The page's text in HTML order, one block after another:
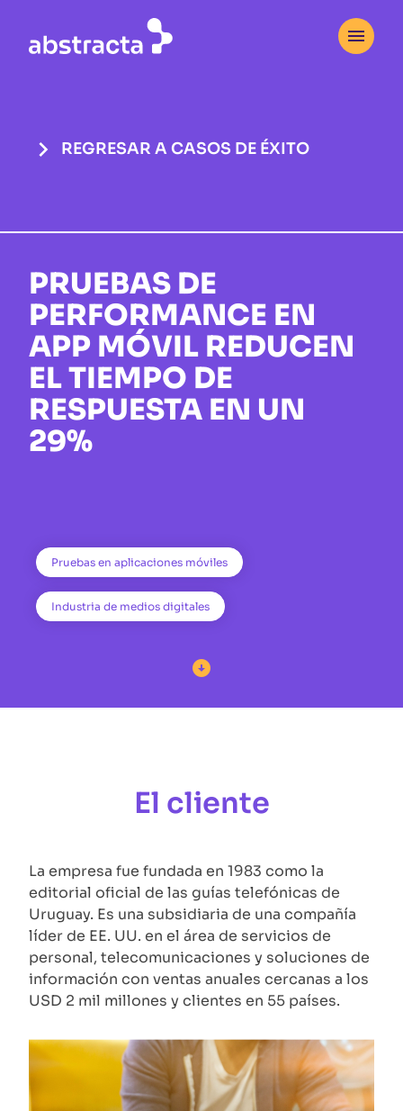

 REGRESAR A CASOS DE ÉXITO
PRUEBAS DE
PERFORMANCE EN
APP MÓVIL REDUCEN
EL TIEMPO DE
RESPUESTA EN UN
29%
Pruebas en aplicaciones móviles
Industria de medios digitales

El cliente
La empresa fue fundada en 1983 como la
editorial oficial de las guías telefónicas de
Uruguay. Es una subsidiaria de una compañía
líder de EE. UU. en el área de servicios de
personal, telecomunicaciones y soluciones de
información con ventas anuales cercanas a los
USD 2 mil millones y clientes en 55 países.